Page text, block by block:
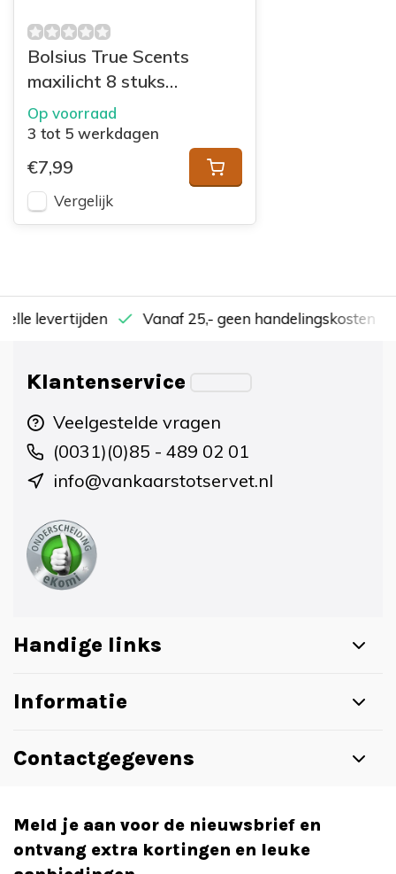
Bolsius True Scents
maxilicht 8 stuks
Pomegranate
Op voorraad
3 tot 5 werkdagen
€7,99
Vergelijk
levertijden Vanaf 25,- geen handelingskosten
Klantenservice
Veelgestelde vragen
(0031)(0)85 - 489 02 01
info@vankaarstotservet.nl
Handige links
Informatie
Contactgegevens
Meld je aan voor de nieuwsbrief en
ontvang extra kortingen en leuke